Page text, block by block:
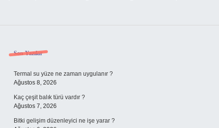
Sidebar
Son Yazılar
Termal su yüze ne zaman uygulanır ?
Ağustos 8, 2026
Kaç çeşit balık türü vardır ?
Ağustos 7, 2026
Bitki gelişim düzenleyici ne işe yarar ?